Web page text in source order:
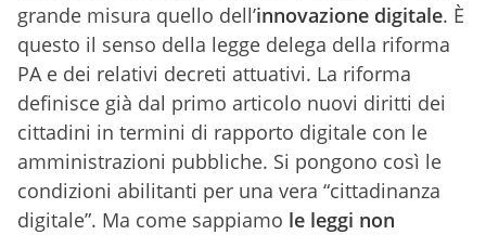
grande misura quello dell’innovazione digitale. È
questo il senso della legge delega della riforma
PA e dei relativi decreti attuativi. La riforma
definisce già dal primo articolo nuovi diritti dei
cittadini in termini di rapporto digitale con le
amministrazioni pubbliche. Si pongono così le
condizioni abilitanti per una vera “cittadinanza
digitale”. Ma come sappiamo le leggi non